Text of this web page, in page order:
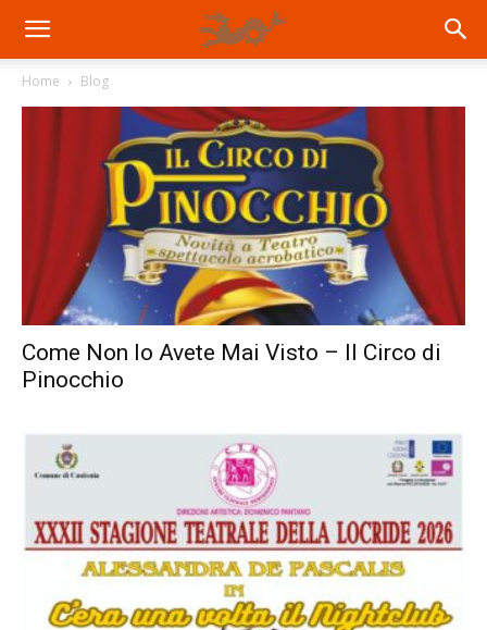
Home Blog
Come Non lo Avete Mai Visto – Il Circo di
Pinocchio